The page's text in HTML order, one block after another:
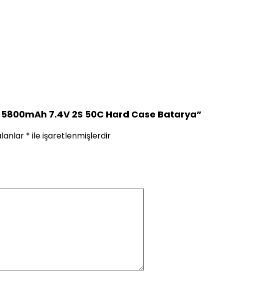
7.4V 2S 50C Hard Case Batarya”
* ile işaretlenmişlerdir